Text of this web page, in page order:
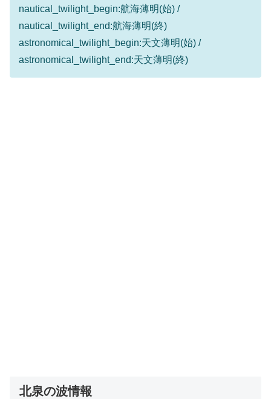
nautical_twilight_begin:航海薄明(始) /
nautical_twilight_end:航海薄明(終)
astronomical_twilight_begin:天文薄明(始) /
astronomical_twilight_end:天文薄明(終)
北泉の波情報